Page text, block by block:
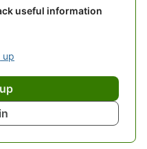
useful information
up